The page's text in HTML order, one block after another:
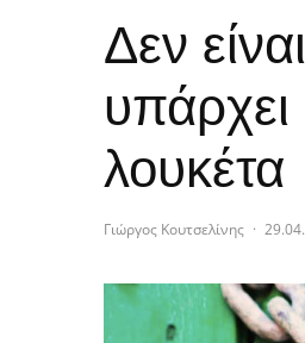
Δεν
λουκέτα
Γιώργος Κουτσελίνης ·